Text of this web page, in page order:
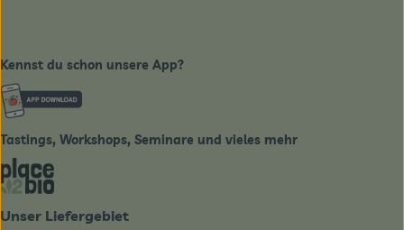
Kennst du schon unsere App?
Externer Link zu https://www.biobote-
Tastings, Workshops, Seminare und vieles mehr
Externer Link zu https://place2bio.de/
Unser Liefergebiet